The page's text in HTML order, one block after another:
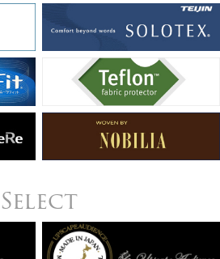
Select